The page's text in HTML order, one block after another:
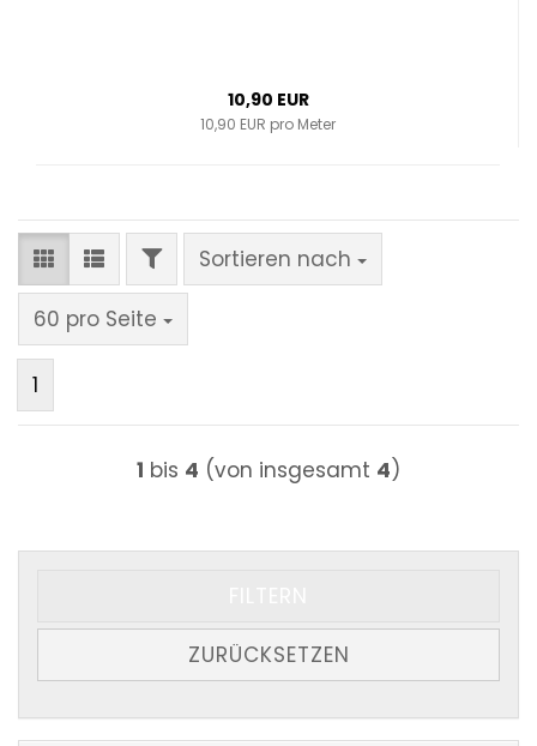
10,90 EUR
10,90 EUR pro Meter
FILTERSortieren nach
Sortieren nach
60 pro Seite
pro Seite
1
1 bis 4 (von insgesamt 4)
ZURÜCKSETZEN